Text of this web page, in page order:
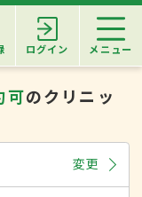
ログイン メニュー
可のクリニッ
変更